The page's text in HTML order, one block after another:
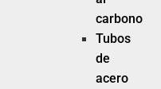
carbono
Tubos
de
acero